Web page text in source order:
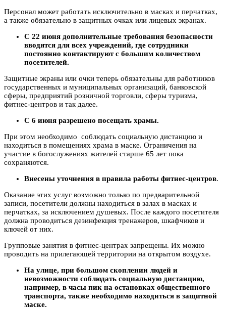
Персонал может работать исключительно в масках и перчатках,
а также обязательно в защитных очках или лицевых экранах.
С 22 июня дополнительные требования безопасности
вводятся для всех учреждений, где сотрудники
постоянно контактируют с большим количеством
посетителей.
Защитные экраны или очки теперь обязательны для работников
государственных и муниципальных организаций, банковской
сферы, предприятий розничной торговли, сферы туризма,
фитнес-центров и так далее.
С 6 июня разрешено посещать храмы.
При этом необходимо соблюдать социальную дистанцию и
находиться в помещениях храма в маске. Ограничения на
участие в богослужениях жителей старше 65 лет пока
сохраняются.
Внесены уточнения в правила работы фитнес-центров.
Оказание этих услуг возможно только по предварительной
записи, посетители должны находиться в залах в масках и
перчатках, за исключением душевых. После каждого посетителя
должна проводиться дезинфекция тренажеров, шкафчиков и
ключей от них.
Групповые занятия в фитнес-центрах запрещены. Их можно
проводить на прилегающей территории на открытом воздухе.
На улице, при большом скоплении людей и
невозможности соблюдать социальную дистанцию,
например, в часы пик на остановках общественного
транспорта, также необходимо находиться в защитной
маске.